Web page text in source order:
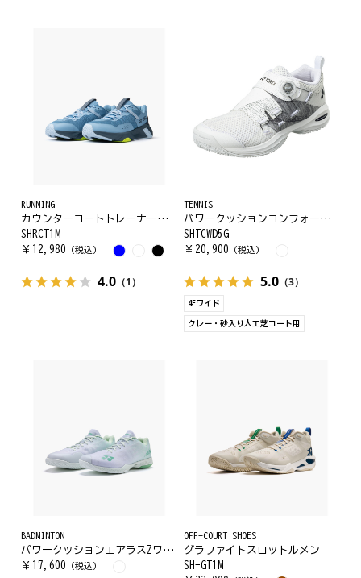
RUNNING
カウンターコートトレーナーメン
SHRCT1M
￥ 12,980 （税込）
4.0 （1）
TENNIS
パワークッションコンフォート ワイド ダイヤル5 GC
SHTCWD5G
￥ 20,900 （税込）
5.0（3）
4Eワイド
クレー・砂入り人工芝コート用
BADMINTON
パワークッションエアラスZワイド. SHBAZ2W
￥ 17,600 （税込）
OFF-COURT SHOES
グラファイトスロットルメン
SH-GT1M